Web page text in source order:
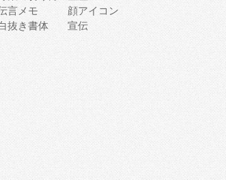
言メモ
顔アイコン
抜き書体
宣伝